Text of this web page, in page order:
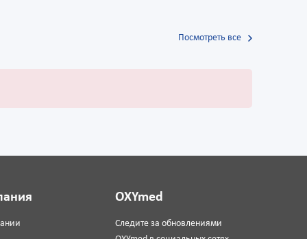
Посмотреть все
OXYmed
Следите за обновлениями